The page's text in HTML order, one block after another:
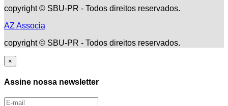
copyright © SBU-PR - Todos direitos reservados.
AZ Associa
copyright © SBU-PR - Todos direitos reservados.
×
Assine nossa newsletter